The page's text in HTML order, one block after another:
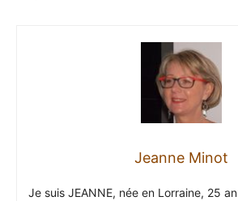
Jeanne Minot
Je suis JEANNE, née en Lorraine, 25